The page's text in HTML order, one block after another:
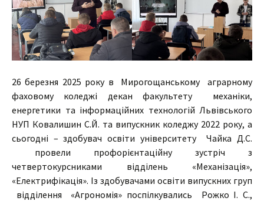
26 березня 2025 року в Мирогощанському аграрному
фаховому коледжі декан факультету механіки,
енергетики та інформаційних технологій Львівського
НУП Ковалишин С.Й. та випускник коледжу 2022 року, а
сьогодні – здобувач освіти університету Чайка Д.С.
провели профорієнтаційну зустріч з
четвертокурсниками відділень «Механізація»,
«Електрифікація». Із здобувачами освіти випускних груп
відділення «Агрономія» поспілкувались Рожко І. С.,